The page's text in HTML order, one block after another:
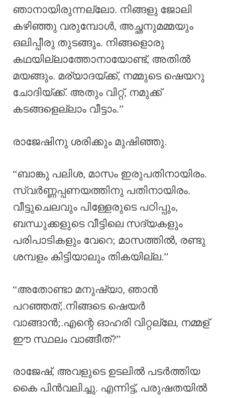
ഞാനായിരുന്നല്ലോ. നിങ്ങളു ജോലി
കഴിഞ്ഞു വരുമ്പോൾ, അച്ഛനുമമ്മയും
ഒലിപ്പീരു തുടങ്ങും. നിങ്ങളൊരു
കഥയില്ലാത്തോനായോണ്ട്, അതിൽ
മയങ്ങും. മര്യാദയ്ക്ക്, നമ്മുടെ ഷെയറു
ചോദിയ്ക്ക്. അതും വിറ്റ്, നമുക്ക്
കടങ്ങളെല്ലാം വീട്ടാം.”
രാജേഷിനു ശരിക്കും മുഷിഞ്ഞു.
“ബാങ്കു പലിശ, മാസം ഇരുപതിനായിരം.
സ്വർണ്ണപ്പണയത്തിനു പതിനായിരം.
വീട്ടുചെലവും പിള്ളേരുടെ പഠിപ്പും,
ബന്ധുക്കളുടെ വീട്ടിലെ സദ്യകളും
പരിപാടികളും വേറെ; മാസത്തിൽ, രണ്ടു
ശമ്പളം കിട്ടിയാലും തികയില്ല.”
“അതോണ്ടാ മനുഷ്യാ, ഞാൻ
പറഞ്ഞത്;.നിങ്ങടെ ഷെയർ
വാങ്ങാൻ;.എന്റെ ഓഹരി വിറ്റല്ലേ, നമ്മള്
ഈ സ്ഥലം വാങ്ങീത്?”
രാജേഷ്, അവളുടെ ഉടലിൽ പടർത്തിയ
കൈ പിൻവലിച്ചു. എന്നിട്ട്, പരുഷതയിൽ